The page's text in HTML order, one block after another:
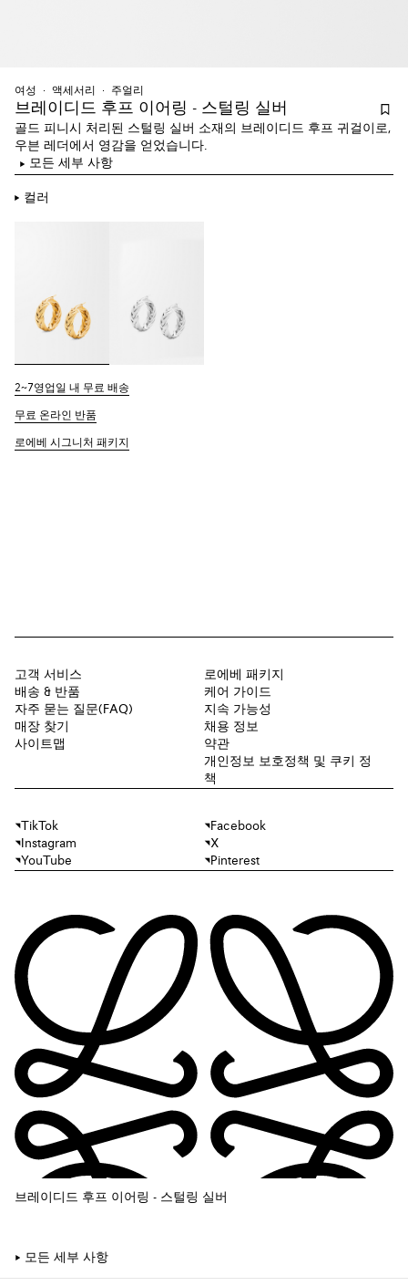
브레이디드 후프 이어링 - 스털링 실버
모든 세부 사항
여성 액세서리 주얼리
브레이디드 후프 이어링 - 스털링 실버
골드 피니시 처리된 스털링 실버 소재의 브레이디드 후프 귀걸이로,
우븐 레더에서 영감을 얻었습니다.
모든 세부 사항
컬러
2~7영업일 내 무료 배송
무료 온라인 반품
로에베 시그니처 패키지
고객 서비스
배송 & 반품
자주 묻는 질문(FAQ)
매장 찾기
사이트맵
로에베 패키지
케어 가이드
지속 가능성
채용 정보
약관
개인정보 보호정책 및 쿠키 정
책
TikTok
Facebook
Instagram
X
YouTube
Pinterest